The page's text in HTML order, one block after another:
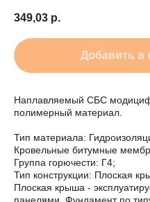
349,03 р.
Добавить в
Наплавляемый СБС
полимерный материал.
Тип материала:
Кровельные битумные
Группа горючести: Г4;
Тип конструкции: Плоская
Плоская крыша -